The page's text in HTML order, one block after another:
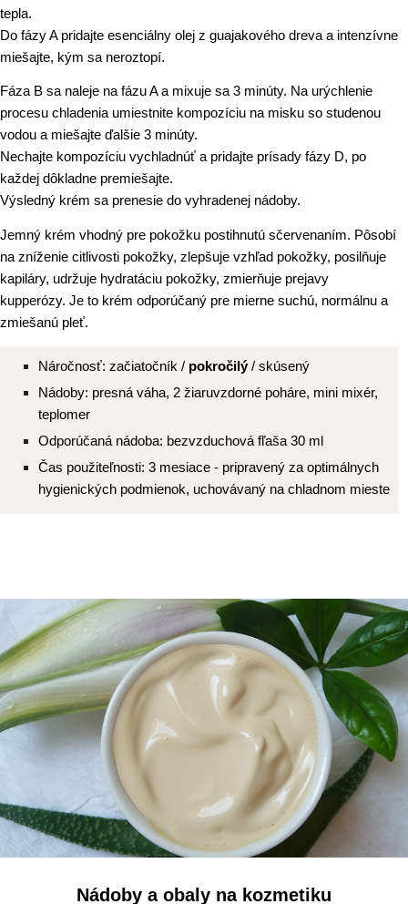
tepla.
Do fázy A pridajte esenciálny olej z guajakového dreva a intenzívne
miešajte, kým sa neroztopí.
Fáza B sa naleje na fázu A a mixuje sa 3 minúty. Na urýchlenie
procesu chladenia umiestnite kompozíciu na misku so studenou
vodou a miešajte ďalšie 3 minúty.
Nechajte kompozíciu vychladnúť a pridajte prísady fázy D, po
každej dôkladne premiešajte.
Výsledný krém sa prenesie do vyhradenej nádoby.
Jemný krém vhodný pre pokožku postihnutú sčervenaním. Pôsobí
na zníženie citlivosti pokožky, zlepšuje vzhľad pokožky, posilňuje
kapiláry, udržuje hydratáciu pokožky, zmierňuje prejavy
kupperózy. Je to krém odporúčaný pre mierne suchú, normálnu a
zmiešanú pleť.
Náročnosť: začiatočník / pokročilý / skúsený
Nádoby: presná váha, 2 žiaruvzdorné poháre, mini mixér,
teplomer
Odporúčaná nádoba: bezvzduchová fľaša 30 ml
Čas použiteľnosti: 3 mesiace - pripravený za optimálnych
hygienických podmienok, uchovávaný na chladnom mieste
Nádoby a obaly na kozmetiku